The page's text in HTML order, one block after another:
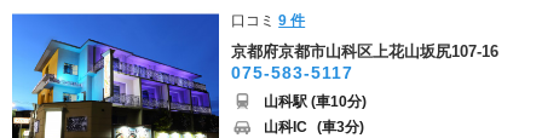
口コミ9 件
京都府京都市山科区上花山坂尻107-16
075-583-5117
山科駅 (車10分)
山科IC (車3分)